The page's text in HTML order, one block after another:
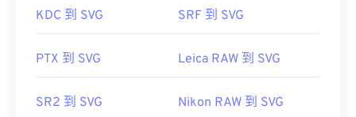
KDC 到 SVG SRF 到 SVG
PTX 到 SVG Leica RAW 到 SVG
SR2 到 SVG Nikon RAW 到 SVG